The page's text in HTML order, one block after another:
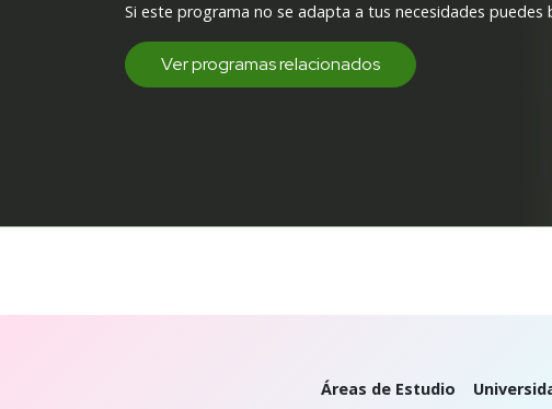
Si este programa no se adapta a tus necesidades
Ver programas relacionados
Áreas de Estudio